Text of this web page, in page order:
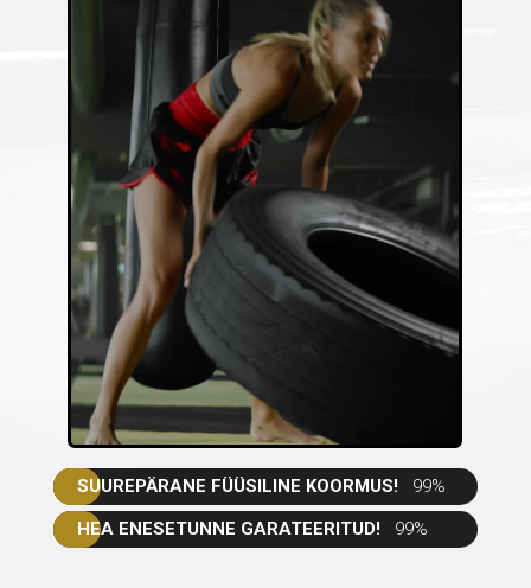
SUUREPÄRANE FÜÜSILINE KOORMUS!
99%
HEA ENESETUNNE GARATEERITUD!
99%